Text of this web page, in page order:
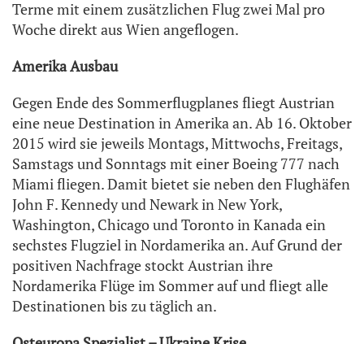
Terme mit einem zusätzlichen Flug zwei Mal pro
Woche direkt aus Wien angeflogen.
Amerika Ausbau
Gegen Ende des Sommerflugplanes fliegt Austrian
eine neue Destination in Amerika an. Ab 16. Oktober
2015 wird sie jeweils Montags, Mittwochs, Freitags,
Samstags und Sonntags mit einer Boeing 777 nach
Miami fliegen. Damit bietet sie neben den Flughäfen
John F. Kennedy und Newark in New York,
Washington, Chicago und Toronto in Kanada ein
sechstes Flugziel in Nordamerika an. Auf Grund der
positiven Nachfrage stockt Austrian ihre
Nordamerika Flüge im Sommer auf und fliegt alle
Destinationen bis zu täglich an.